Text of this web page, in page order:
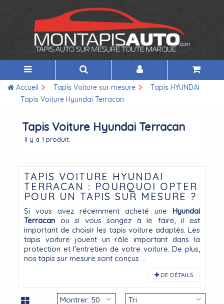
Accueil Tapis Voiture sur mesure
Tapis HYUNDAI
Tapis Voiture Hyundai Terracan
Tapis Voiture Hyundai Terracan
Il y a 1 produit.
TAPIS VOITURE HYUNDAI
TERRACAN : POURQUOI OPTER
POUR UN TAPIS SUR MESURE ?
Si vous avez récemment acheté une Hyundai
Terracan ou si vous songez à le faire, il est
important de choisir les tapis voiture adaptés. Les
tapis voiture jouent un rôle important dans la
protection et l'entretien de votre voiture. De plus,
nos tapis sur mesure sont conçus ...
DE DÉTAILS